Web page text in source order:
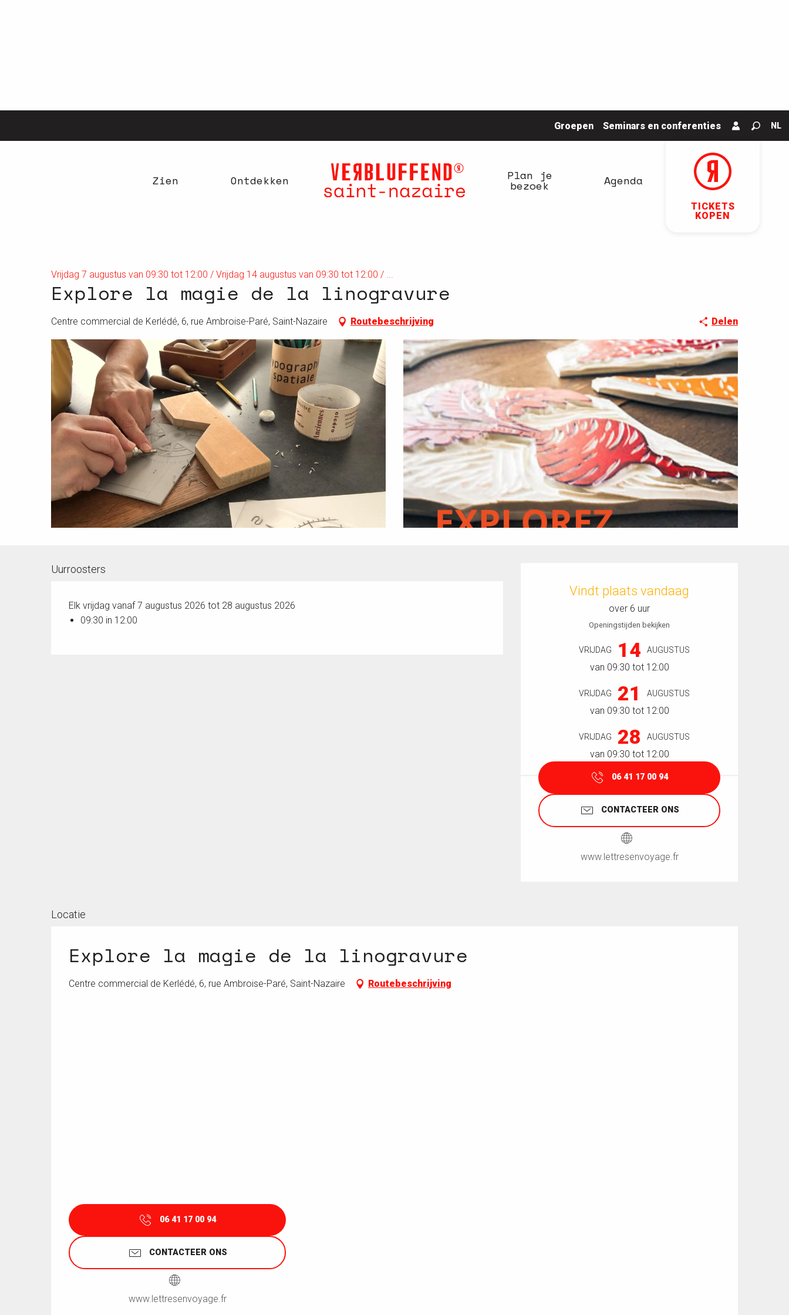
Groepen Seminars en conferenties
Zoek
NL
TICKETS
KOPEN
Zien Ontdekken Plan je
bezoek Agenda
Vrijdag 7 augustus van 09:30 tot 12:00 / Vrijdag 14 augustus van 09:30 tot 12:00 / ...
Explore la magie de la linogravure
Centre commercial de Kerlédé, 6, rue Ambroise-Paré, Saint-Nazaire Routebeschrijving Delen
Vindt plaats vandaag
over 6 uur
Openingstijden bekijken
VRIJDAG 14 AUGUSTUS
van 09:30 tot 12:00
VRIJDAG 21 AUGUSTUS
van 09:30 tot 12:00
VRIJDAG 28 AUGUSTUS
van 09:30 tot 12:00
06 41 17 00 94
CONTACTEER ONS
www.lettresenvoyage.fr
Uurroosters
Elk vrijdag vanaf 7 augustus 2026 tot 28 augustus 2026
09:30 in 12:00
Locatie
Explore la magie de la linogravure
Centre commercial de Kerlédé, 6, rue Ambroise-Paré, Saint-Nazaire Routebeschrijving
06 41 17 00 94
CONTACTEER ONS
www.lettresenvoyage.fr